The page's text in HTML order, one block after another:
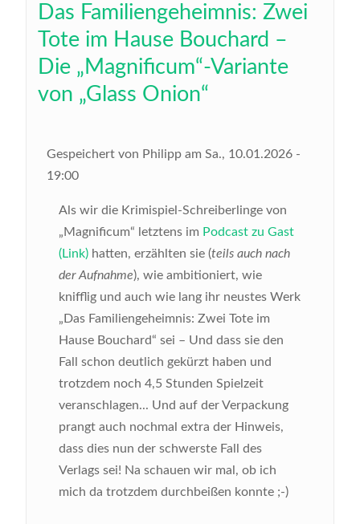
Das Familiengeheimnis: Zwei
Tote im Hause Bouchard –
Die „Magnificum“-Variante
von „Glass Onion“
Gespeichert von Philipp am Sa., 10.01.2026 -
19:00
Als wir die Krimispiel-Schreiberlinge von
„Magnificum“ letztens im Podcast zu Gast
(Link) hatten, erzählten sie (teils auch nach
der Aufnahme), wie ambitioniert, wie
knifflig und auch wie lang ihr neustes Werk
„Das Familiengeheimnis: Zwei Tote im
Hause Bouchard“ sei – Und dass sie den
Fall schon deutlich gekürzt haben und
trotzdem noch 4,5 Stunden Spielzeit
veranschlagen... Und auf der Verpackung
prangt auch nochmal extra der Hinweis,
dass dies nun der schwerste Fall des
Verlags sei! Na schauen wir mal, ob ich
mich da trotzdem durchbeißen konnte ;-)